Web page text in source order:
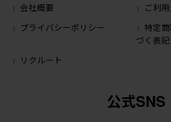
会社概要
ご利
プライバシーポリシー
特定
づく表記
リクルート
公式SNS